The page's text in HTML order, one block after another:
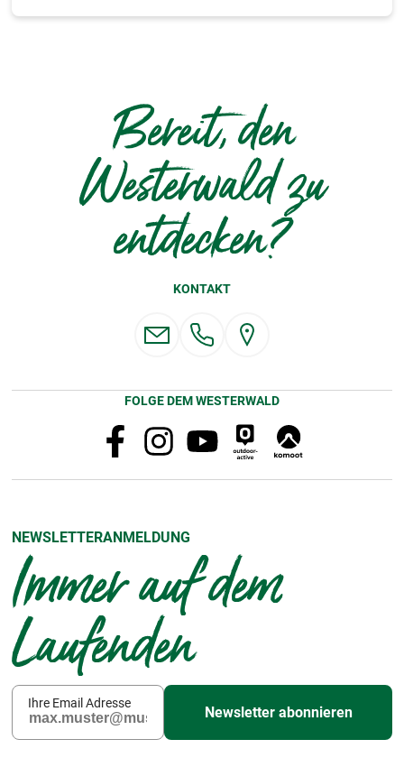
Bereit, den
Westerwald zu
entdecken?
KONTAKT
FOLGE DEM WESTERWALD
NEWSLETTERANMELDUNG
Immer auf dem
Laufenden
Ihre Email Adresse
Newsletter abonnieren